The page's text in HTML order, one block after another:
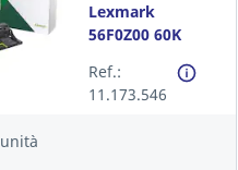
Lexmark
56F0Z00 60K
Ref.:
11.173.546
unità